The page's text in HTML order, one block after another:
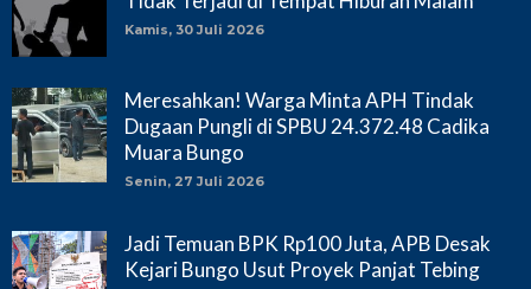
Kamis, 30 Juli 2026
Meresahkan! Warga Minta APH Tindak
Dugaan Pungli di SPBU 24.372.48 Cadika
Muara Bungo
Senin, 27 Juli 2026
Jadi Temuan BPK Rp100 Juta, APB Desak
Kejari Bungo Usut Proyek Panjat Tebing